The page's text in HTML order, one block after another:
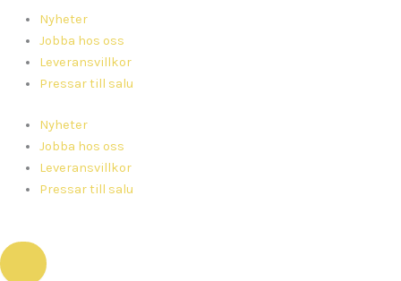
Nyheter
Jobba hos oss
Leveransvillkor
Pressar till salu
Nyheter
Jobba hos oss
Leveransvillkor
Pressar till salu